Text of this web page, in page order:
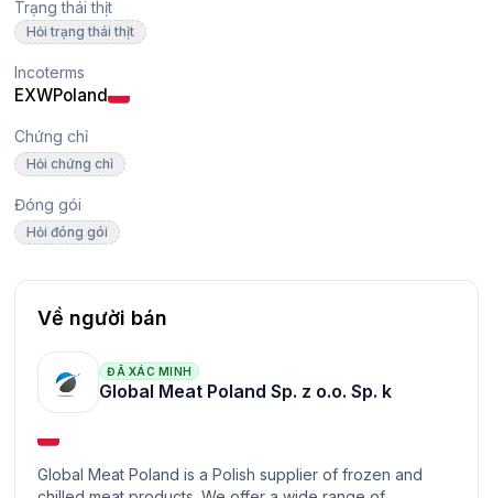
Trạng thái thịt
Hỏi trạng thái thịt
Incoterms
EXWPoland
Chứng chỉ
Hỏi chứng chỉ
Đóng gói
Hỏi đóng gói
Về người bán
ĐÃ XÁC MINH
Global Meat Poland Sp. z o.o. Sp. k
Global Meat Poland is a Polish supplier of frozen and